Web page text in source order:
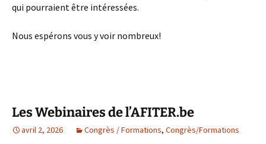
qui pourraient être intéressées.
Nous espérons vous y voir nombreux!
Les Webinaires de l’AFITER.be
avril 2, 2026 Congrès / Formations, Congrès/Formations